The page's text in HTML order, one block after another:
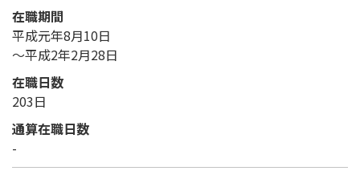
在職期間
平成元年8月10日
～平成2年2月28日
在職日数
203日
通算在職日数
-